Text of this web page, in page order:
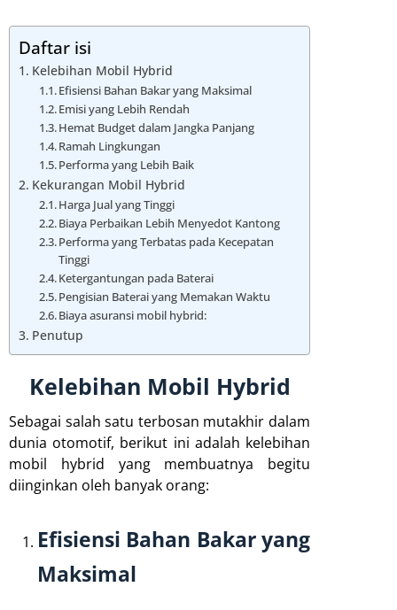
Daftar isi
Kelebihan Mobil Hybrid
Efisiensi Bahan Bakar yang Maksimal
Emisi yang Lebih Rendah
Hemat Budget dalam Jangka Panjang
Ramah Lingkungan
Performa yang Lebih Baik
Kekurangan Mobil Hybrid
Harga Jual yang Tinggi
Biaya Perbaikan Lebih Menyedot Kantong
Performa yang Terbatas pada Kecepatan
Tinggi
Ketergantungan pada Baterai
Pengisian Baterai yang Memakan Waktu
Biaya asuransi mobil hybrid:
Penutup
Kelebihan Mobil Hybrid
Sebagai salah satu terbosan mutakhir dalam
dunia otomotif, berikut ini adalah kelebihan
mobil hybrid yang membuatnya begitu
diinginkan oleh banyak orang:
Efisiensi Bahan Bakar yang
Maksimal